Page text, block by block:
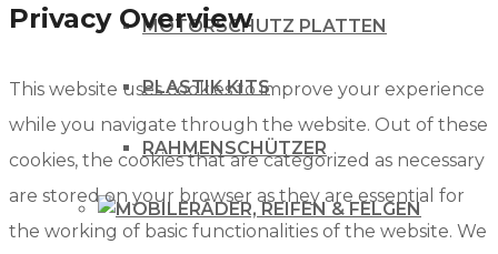
MOTORSCHUTZ PLATTEN
PLASTIK KITS
RAHMENSCHÜTZER
RÄDER, REIFEN & FELGEN
Privacy Overview
This website uses cookies to improve your experience
while you navigate through the website. Out of these
cookies, the cookies that are categorized as necessary
are stored on your browser as they are essential for
the working of basic functionalities of the website. We